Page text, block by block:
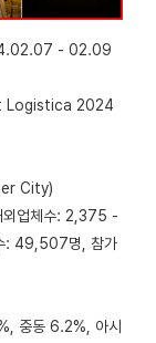
- 02.09
Logistica 2024
City)
업체수: 2,375 -
: 49,507명, 참가
중동 6.2%, 아시